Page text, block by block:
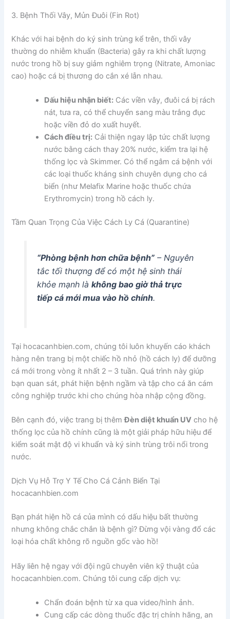
3. Bệnh Thối Vây, Mủn Đuôi (Fin Rot)
Khác với hai bệnh do ký sinh trùng kể trên, thối vây
thường do nhiễm khuẩn (Bacteria) gây ra khi chất lượng
nước trong hồ bị suy giảm nghiêm trọng (Nitrate, Amoniac
cao) hoặc cá bị thương do cắn xé lẫn nhau.
Dấu hiệu nhận biết: Các viền vây, đuôi cá bị rách
nát, tưa ra, có thể chuyển sang màu trắng đục
hoặc viền đỏ do xuất huyết.
Cách điều trị: Cải thiện ngay lập tức chất lượng
nước bằng cách thay 20% nước, kiểm tra lại hệ
thống lọc và Skimmer. Có thể ngâm cá bệnh với
các loại thuốc kháng sinh chuyên dụng cho cá
biển (như Melafix Marine hoặc thuốc chứa
Erythromycin) trong hồ cách ly.
Tầm Quan Trọng Của Việc Cách Ly Cá (Quarantine)
“Phòng bệnh hơn chữa bệnh”– Nguyên
tắc tối thượng để có một hệ sinh thái
khỏe mạnh là không bao giờ thả trực
tiếp cá mới mua vào hồ chính.
Tại hocacanhbien.com, chúng tôi luôn khuyến cáo khách
hàng nên trang bị một chiếc hồ nhỏ (hồ cách ly) để dưỡng
cá mới trong vòng ít nhất 2 – 3 tuần. Quá trình này giúp
bạn quan sát, phát hiện bệnh ngầm và tập cho cá ăn cám
công nghiệp trước khi cho chúng hòa nhập cộng đồng.
Bên cạnh đó, việc trang bị thêmĐèn diệt khuẩn UV cho hệ
thống lọc của hồ chính cũng là một giải pháp hữu hiệu để
kiểm soát mật độ vi khuẩn và ký sinh trùng trôi nổi trong
nước.
Dịch Vụ Hỗ Trợ Y Tế Cho Cá Cảnh Biển Tại
hocacanhbien.com
Bạn phát hiện hồ cá của mình có dấu hiệu bất thường
nhưng không chắc chắn là bệnh gì? Đừng vội vàng đổ các
loại hóa chất không rõ nguồn gốc vào hồ!
Hãy liên hệ ngay với đội ngũ chuyên viên kỹ thuật của
hocacanhbien.com. Chúng tôi cung cấp dịch vụ:
Chẩn đoán bệnh từ xa qua video/hình ảnh.
Cung cấp các dòng thuốc đặc trị chính hãng, an